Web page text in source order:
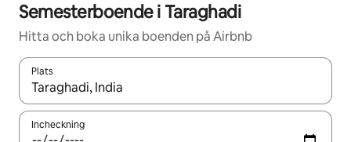
Semesterboende i Taraghadi
Hitta och boka unika boenden på Airbnb
Plats
När resultaten är tillgängliga kan du navigera med upp- och
Incheckning